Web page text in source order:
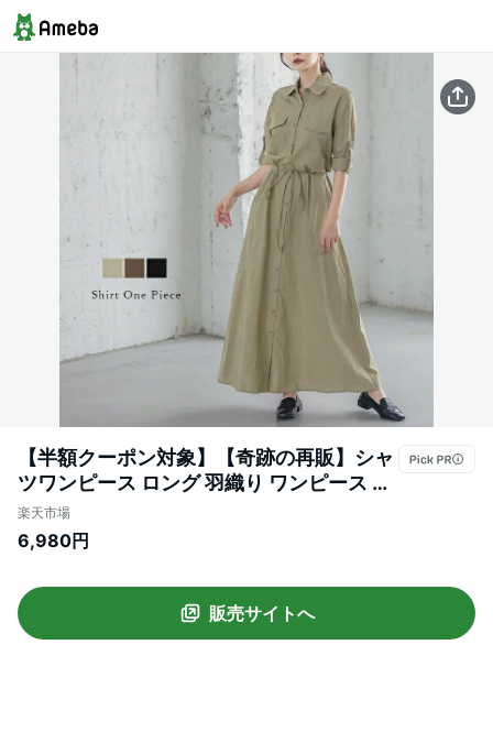
【半額クーポン対象】【奇跡の再販】シャ
ツワンピース ロング 羽織り ワンピース 長
袖 着痩せ キレイめ 大人可愛い レディース
おすすめ おしゃれ フリーサイズ メール便
売：3月21日入荷予定順次発送】【送料無
料】メ込2
楽天市場
6,980円
販売サイトへ